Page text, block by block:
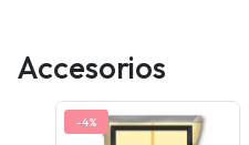
Accesorios
-4%